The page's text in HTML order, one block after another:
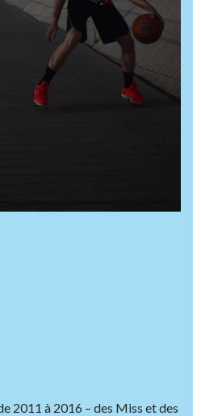
2011 à 2016 – des Miss et des